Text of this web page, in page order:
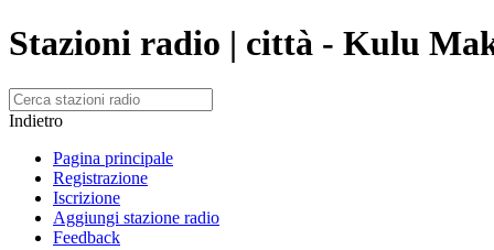
Stazioni radio | città - Kulu
Indietro
Pagina principale
Registrazione
Iscrizione
Aggiungi stazione radio
Feedback